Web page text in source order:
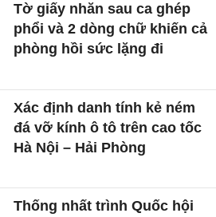
Tờ giấy nhăn sau ca ghép
phổi và 2 dòng chữ khiến cả
phòng hồi sức lặng đi
Xác định danh tính kẻ ném
đá vỡ kính ô tô trên cao tốc
Hà Nội – Hải Phòng
Thống nhất trình Quốc hội